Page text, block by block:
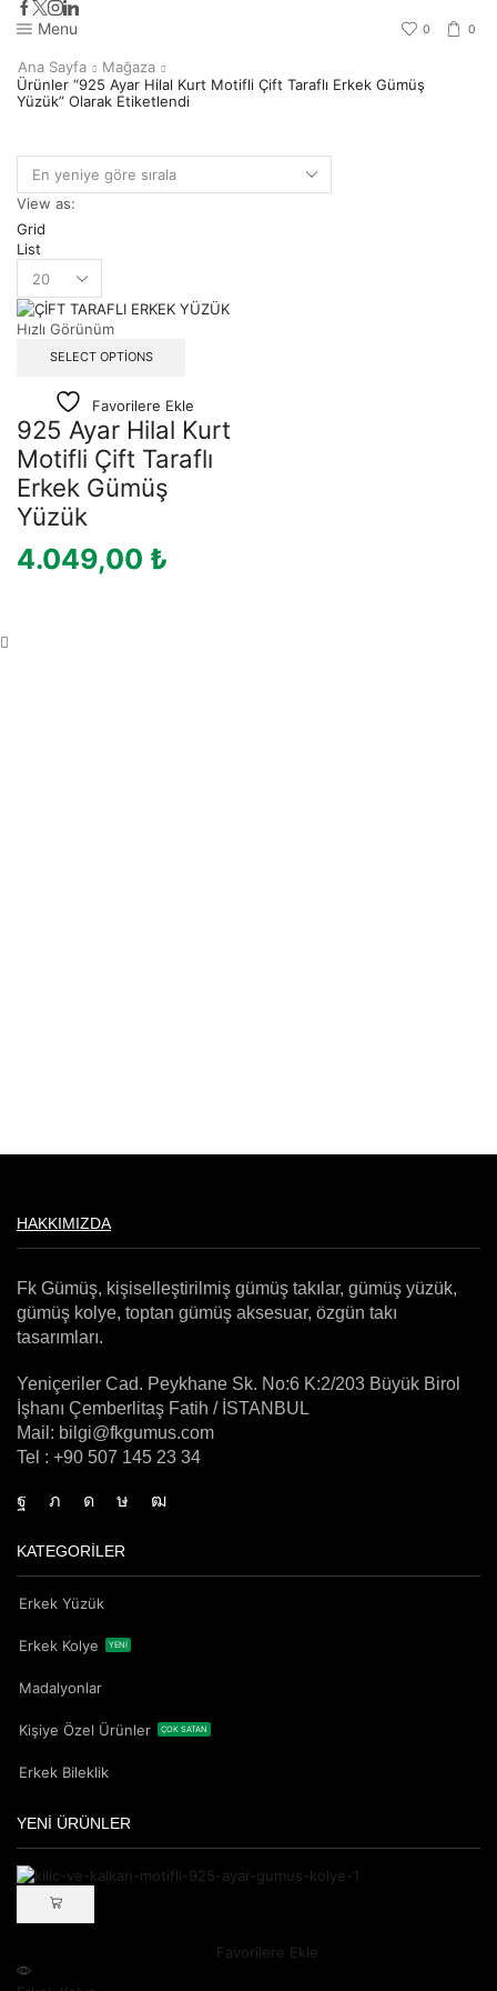
Menu 0 0
Ana Sayfa
Mağaza
Ürünler “925 Ayar Hilal Kurt Motifli Çift Taraflı Erkek Gümüş
Yüzük” Olarak Etiketlendi
View as:
Grid
List
Hızlı Görünüm
SELECT OPTIONS
Favorilere Ekle
925 Ayar Hilal Kurt
Motifli Çift Taraflı
Erkek Gümüş
Yüzük
4.049,00 ₺
HAKKIMIZDA
Fk Gümüş, kişiselleştirilmiş gümüş takılar, gümüş yüzük,
gümüş kolye, toptan gümüş aksesuar, özgün takı
tasarımları.
Yeniçeriler Cad. Peykhane Sk. No:6 K:2/203 Büyük Birol
İşhanı Çemberlitaş Fatih / İSTANBUL
Mail: bilgi@fkgumus.com
Tel : +90 507 145 23 34
KATEGORİLER
Erkek Yüzük
Erkek Kolye YENİ
Madalyonlar
Kişiye Özel Ürünler ÇOK SATAN
Erkek Bileklik
YENİ ÜRÜNLER
Favorilere Ekle